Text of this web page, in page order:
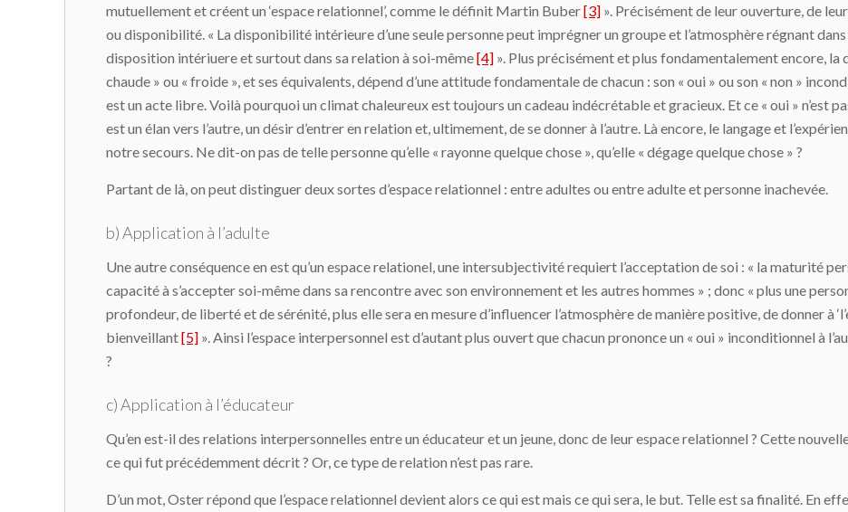
mutuellement et créent un ‘espace relationnel’, comme le définit Martin Buber[3] ». Précisément de leur ouverture, de
ou disponibilité. « La disponibilité intérieure d’une seule personne peut imprégner un groupe et l’atmosphère régnant
disposition intériuere et surtout dans sa relation à soi-même[4] ». Plus précisément et plus fondamentalement encore, la
chaude » ou « froide », et ses équivalents, dépend d’une attitude fondamentale de chacun : son « oui » ou son « non »
est un acte libre. Voilà pourquoi un climat chaleureux est toujours un cadeau indécrétable et gracieux. Et ce « oui » n’est
est un élan vers l’autre, un désir d’entrer en relation et, ultimement, de se donner à l’autre. Là encore, le langage et
notre secours. Ne dit-on pas de telle personne qu’elle « rayonne quelque chose », qu’elle « dégage quelque chose » ?
Partant de là, on peut distinguer deux sortes d’espace relationnel : entre adultes ou entre adulte et personne inachevée.
b) Application à l’adulte
Une autre conséquence en est qu’un espace relationel, une intersubjectivité requiert l’acceptation de soi : « la maturité
capacité à s’accepter soi-même dans sa rencontre avec son environnement et les autres hommes » ; donc « plus une
profondeur, de liberté et de sérénité, plus elle sera en mesure d’influencer l’atmosphère de manière positive, de donner à
bienveillant[5] ». Ainsi l’espace interpersonnel est d’autant plus ouvert que chacun prononce un « oui » inconditionnel à
?
c) Application à l’éducateur
Qu’en est-il des relations interpersonnelles entre un éducateur et un jeune, donc de leur espace relationnel ? Cette
ce qui fut précédemment décrit ? Or, ce type de relation n’est pas rare.
D’un mot, Oster répond que l’espace relationnel devient alors ce qui est mais ce qui sera, le but. Telle est sa finalité. En